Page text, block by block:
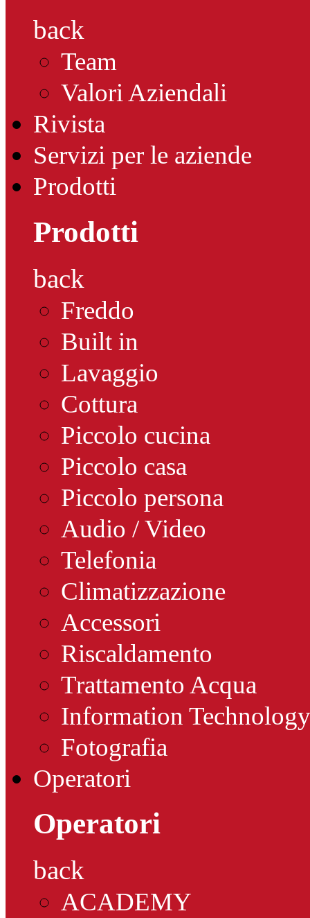
back
Team
Valori Aziendali
Rivista
Servizi per le aziende
Prodotti
Prodotti
back
Freddo
Built in
Lavaggio
Cottura
Piccolo cucina
Piccolo casa
Piccolo persona
Audio / Video
Telefonia
Climatizzazione
Accessori
Riscaldamento
Trattamento Acqua
Information Technology
Fotografia
Operatori
Operatori
back
ACADEMY